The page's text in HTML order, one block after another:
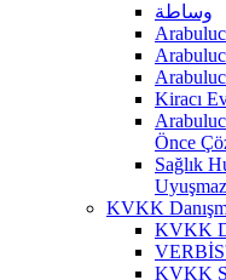
وساطة
Kiracı
Önce
Sağlık
KVKK
KVKK
KVKK